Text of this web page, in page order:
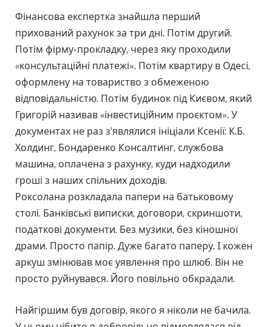
Фінансова експертка знайшла перший
прихований рахунок за три дні. Потім другий.
Потім фірму-прокладку, через яку проходили
«консультаційні платежі». Потім квартиру в Одесі,
оформлену на товариство з обмеженою
відповідальністю. Потім будинок під Києвом, який
Григорій називав «інвестиційним проєктом». У
документах не раз з’являлися ініціали Ксенії: К.Б.
Холдинг, Бондаренко Консалтинг, службова
машина, оплачена з рахунку, куди надходили
гроші з наших спільних доходів.
Роксолана розкладала папери на батьковому
столі. Банківські виписки, договори, скриншоти,
податкові документи. Без музики, без кіношної
драми. Просто папір. Дуже багато паперу. І кожен
аркуш змінював моє уявлення про шлюб. Він не
просто руйнувався. Його повільно обкрадали.
Найгіршим був договір, якого я ніколи не бачила.